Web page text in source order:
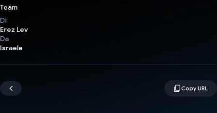
Team
Di
Erez Lev
Da
Israele